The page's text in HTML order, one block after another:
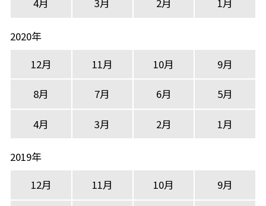
4月 3月 2月 1月
2020年
12月
11月 10月 9月
8月 7月 6月 5月
4月 3月 2月 1月
2019年
12月
11月 10月 9月